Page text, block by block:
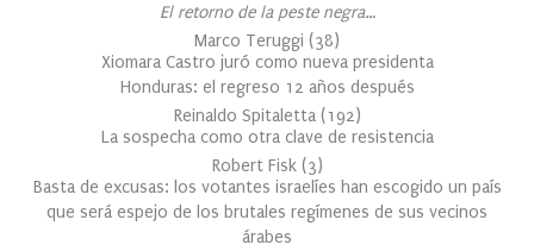
El retorno de la peste negra…
Marco Teruggi (38)
Xiomara Castro juró como nueva presidenta
Honduras: el regreso 12 años después
Reinaldo Spitaletta (192)
La sospecha como otra clave de resistencia
Robert Fisk (3)
Basta de excusas: los votantes israelíes han escogido un país
que será espejo de los brutales regímenes de sus vecinos
árabes